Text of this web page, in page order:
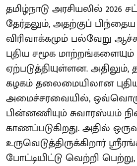
தமிழ்நாடு அரசியலில் 2026
தேர்தலும், அதற்குப்
விரிவாக்கமும் பல்வேறு
புதிய சமூக மாற்றங்களையும்
ஏற்படுத்தியுள்ளன. அதிலும்,
கழகம் தலைமையிலான
அமைச்சரவையில்,
பின்னணியும் சுவாரஸ்யம்
காணப்படுகிறது. அதில்
உருவெடுத்திருக்கிறார்
போட்டியிட்டு வெற்றி